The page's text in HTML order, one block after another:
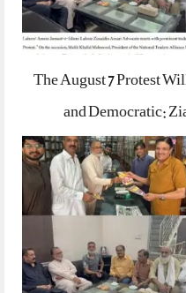
The August 7 Protest
and Democratic: